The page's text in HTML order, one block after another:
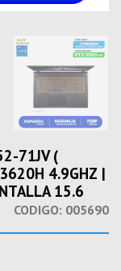
71JV (
4.9GHZ |
15.6
CODIGO: 005690